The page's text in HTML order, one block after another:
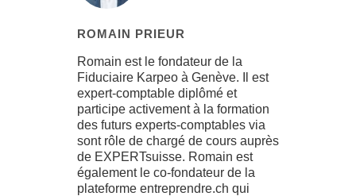
ROMAIN PRIEUR
Romain est le fondateur de la
Fiduciaire Karpeo à Genève. Il est
expert-comptable diplômé et
participe activement à la formation
des futurs experts-comptables via
sont rôle de chargé de cours auprès
de EXPERTsuisse. Romain est
également le co-fondateur de la
plateforme entreprendre.ch qui